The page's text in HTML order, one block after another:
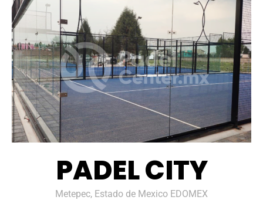
PADEL CITY
Metepec, Estado de Mexico EDOMEX